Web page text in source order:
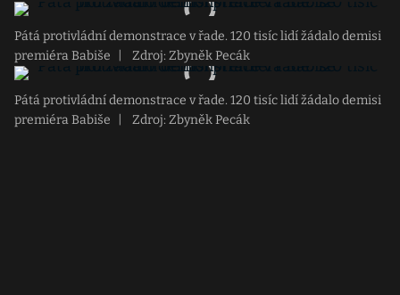
Pátá protivládní demonstrace v řade. 120 tisíc lidí žádalo demisi
premiéra Babiše
Zdroj: Zbyněk Pecák
Pátá protivládní demonstrace v řade. 120 tisíc lidí žádalo demisi
premiéra Babiše
Zdroj: Zbyněk Pecák